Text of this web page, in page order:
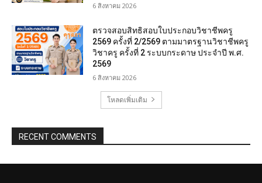
6 สิงหาคม 2026
ตรวจสอบสิทธิสอบใบประกอบวิชาชีพครู
2569 ครั้งที่ 2/2569 ตามมาตรฐานวิชาชีพครู
วิชาครู ครั้งที่ 2 ระบบกระดาษ ประจำปี พ.ศ.
2569
6 สิงหาคม 2026
โหลดเพิ่มเติม
RECENT COMMENTS